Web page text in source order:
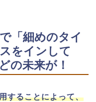
「細めのタイ
をインして
の未来が！
することによって、